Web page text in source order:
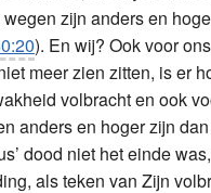
zijn anders en
). En wij? Ook voor
meer zien zitten, is er
volbracht en ook
anders en hoger zijn
dood niet het einde
als teken van Zijn